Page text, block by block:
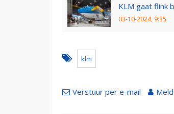
KLM gaat flink
03-10-2024, 9:35
klm
Verstuur per e-mail